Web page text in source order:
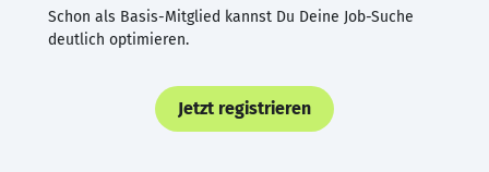
Schon als Basis-Mitglied kannst Du Deine Job-Suche
deutlich optimieren.
Jetzt registrieren